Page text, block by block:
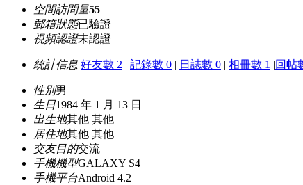
空間訪問量55
郵箱狀態已驗證
視頻認證未認證
統計信息 好友數 2 | 記錄數 0 | 日誌數 0 | 相冊數 1 |回帖
性別男
生日1984 年 1 月 13 日
出生地其他 其他
居住地其他 其他
交友目的交流
手機機型GALAXY S4
手機平台Android 4.2